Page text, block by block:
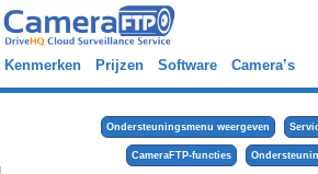
Kenmerken Prijzen Software Camera’s
Ondersteuningsmenu weergeven
CameraFTP-functies